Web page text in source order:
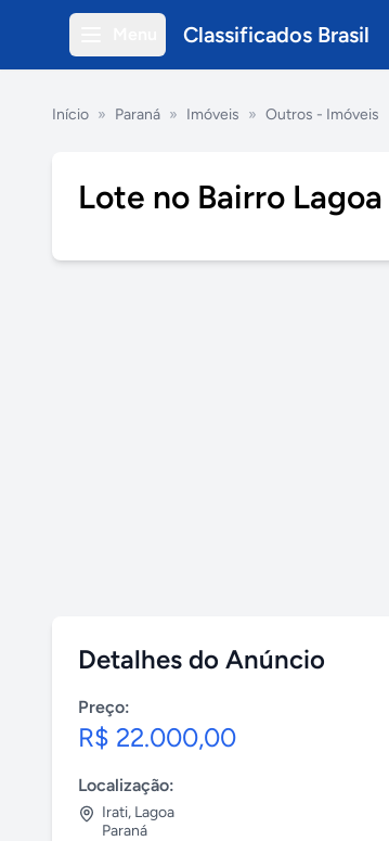
Classificados Brasil
Início » Paraná » Imóveis » Outros - Imóveis
Lote no Bairro Lagoa
Detalhes do Anúncio
Preço:
R$ 22.000,00
Localização:
Irati, Lagoa
Paraná